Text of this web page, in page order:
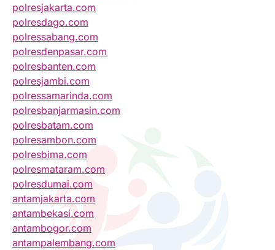
polresjakarta.com
polresdago.com
polressabang.com
polresdenpasar.com
polresbanten.com
polresjambi.com
polressamarinda.com
polresbanjarmasin.com
polresbatam.com
polresambon.com
polresbima.com
polresmataram.com
polresdumai.com
antamjakarta.com
antambekasi.com
antambogor.com
antampalembang.com